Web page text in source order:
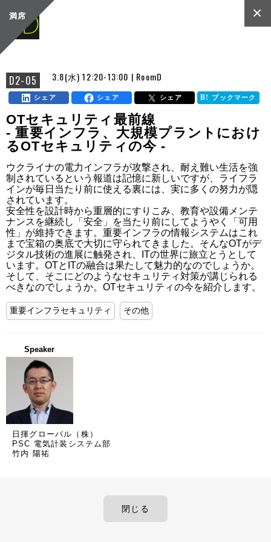
D2-05 3.8(水) 12:20-13:00 | RoomD
×
シェア シェア シェア ブックマーク
満席
OTセキュリティ最前線
- 重要インフラ、大規模プラントにおけ
るOTセキュリティの今 -
ウクライナの電力インフラが攻撃され、耐え難い生活を強
制されているという報道は記憶に新しいですが、ライフラ
インが毎日当たり前に使える裏には、実に多くの努力が隠
されています。
安全性を設計時から重層的にすりこみ、教育や設備メンテ
ナンスを継続し「安全」を当たり前にしてようやく「可用
性」が維持できます。重要インフラの情報システムはこれ
まで宝箱の奥底で大切に守られてきました。そんなOTがデ
ジタル技術の進展に触発され、ITの世界に旅立とうとして
います。OTとITの融合は果たして魅力的なのでしょうか。
そして、そこにどのようなセキュリティ対策が講じられる
べきなのでしょうか。OTセキュリティの今を紹介します。
重要インフラセキュリティ その他
Speaker
日揮グローバル（株）
PSC 電気計装システム部
竹内 陽祐
閉じる